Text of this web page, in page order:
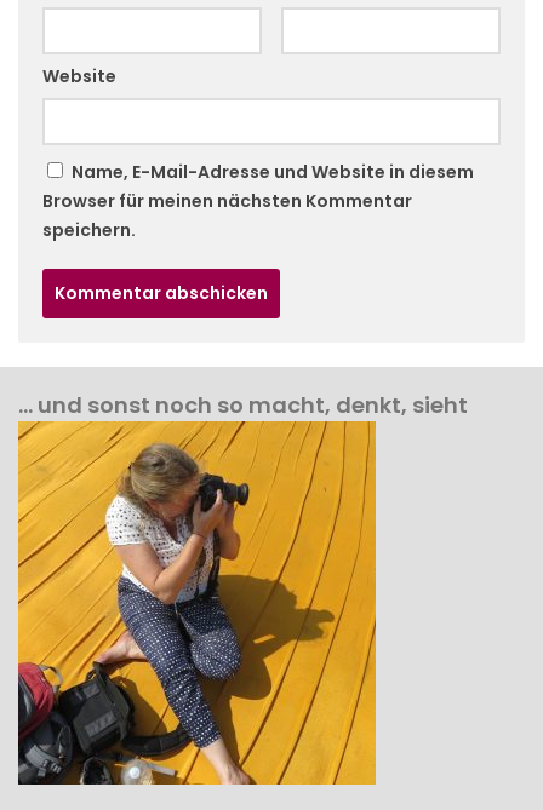
Website
Name, E-Mail-Adresse und Website in diesem
Browser für meinen nächsten Kommentar
speichern.
… und sonst noch so macht, denkt, sieht